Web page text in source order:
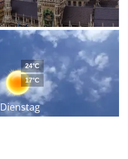
Dienstag
24°C
17°C